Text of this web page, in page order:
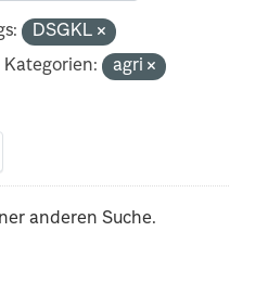
DSGKL
Kategorien:
agri
anderen Suche.